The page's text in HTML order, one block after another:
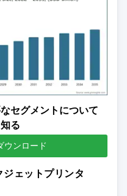
セグメントについて
る
ウンロード
ェットプリンタ